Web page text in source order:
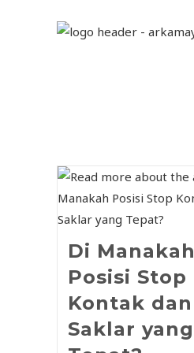
Di Manakah
Posisi Stop
Kontak dan
Saklar yang